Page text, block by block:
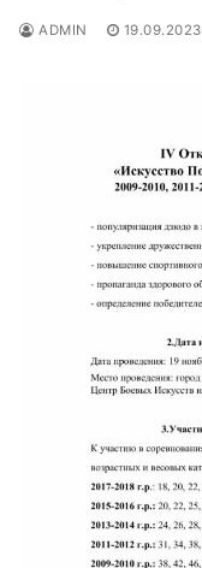
ADMIN 19.09.2023